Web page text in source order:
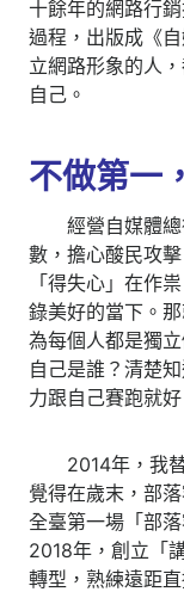
十餘年的網路行
過程，出版成《
立網路形象的人
自己。
不做第一
經營自媒體總
數，擔心酸民攻
「得失心」在作
錄美好的當下。
為每個人都是獨
自己是誰？清楚
力跟自己賽跑就好
2014年，我替
覺得在歲末，部
全臺第一場「部
2018年，創立「
轉型，熟練遠距